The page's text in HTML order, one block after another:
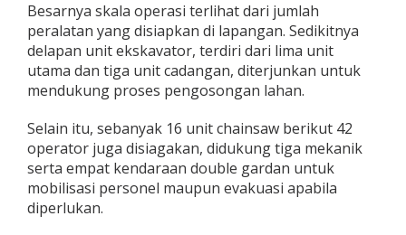
u
k
D
a
w
a
Besarnya skala operasi terlihat dari jumlah
peralatan yang disiapkan di lapangan. Sedikitnya
delapan unit ekskavator, terdiri dari lima unit
utama dan tiga unit cadangan, diterjunkan untuk
mendukung proses pengosongan lahan.
Selain itu, sebanyak 16 unit chainsaw berikut 42
operator juga disiagakan, didukung tiga mekanik
serta empat kendaraan double gardan untuk
mobilisasi personel maupun evakuasi apabila
diperlukan.